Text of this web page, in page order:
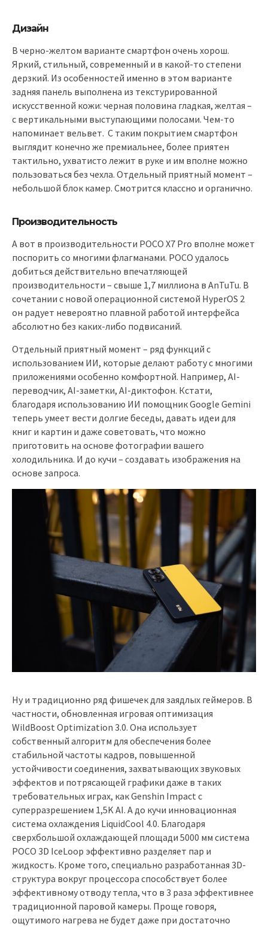
Дизайн
В черно-желтом варианте смартфон очень хорош.
Яркий, стильный, современный и в какой-то степени
дерзкий. Из особенностей именно в этом варианте
задняя панель выполнена из текстурированной
искусственной кожи: черная половина гладкая, желтая –
с вертикальными выступающими полосами. Чем-то
напоминает вельвет. С таким покрытием смартфон
выглядит конечно же премиальнее, более приятен
тактильно, ухватисто лежит в руке и им вполне можно
пользоваться без чехла. Отдельный приятный момент –
небольшой блок камер. Смотрится классно и органично.
Производительность
А вот в производительности POCO X7 Pro вполне может
поспорить со многими флагманами. POCO удалось
добиться действительно впечатляющей
производительности – свыше 1,7 миллиона в AnTuTu. В
сочетании с новой операционной системой HyperOS 2
он радует невероятно плавной работой интерфейса
абсолютно без каких-либо подвисаний.
Отдельный приятный момент – ряд функций с
использованием ИИ, которые делают работу с многими
приложениями особенно комфортной. Например, AI-
переводчик, AI-заметки, AI-диктофон. Кстати,
благодаря использованию ИИ помощник Google Gemini
теперь умеет вести долгие беседы, давать идеи для
книг и картин и даже советовать, что можно
приготовить на основе фотографии вашего
холодильника. И до кучи – создавать изображения на
основе запроса.
Ну и традиционно ряд фишечек для заядлых геймеров. В
частности, обновленная игровая оптимизация
WildBoost Optimization 3.0. Она использует
собственный алгоритм для обеспечения более
стабильной частоты кадров, повышенной
устойчивости соединения, захватывающих звуковых
эффектов и потрясающей графики даже в таких
требовательных играх, как Genshin Impact с
суперразрешением 1,5K AI. А до кучи инновационная
система охлаждения LiquidCool 4.0. Благодаря
сверхбольшой охлаждающей площади 5000 мм система
POCO 3D IceLoop эффективно разделяет пар и
жидкость. Кроме того, специально разработанная 3D-
структура вокруг процессора способствует более
эффективному отводу тепла, что в 3 раза эффективнее
традиционной паровой камеры. Проще говоря,
ощутимого нагрева не будет даже при достаточно